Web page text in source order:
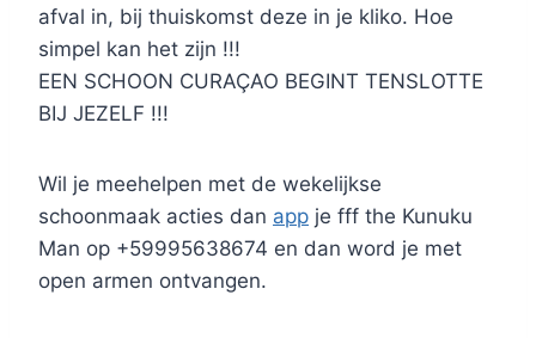
afval in, bij thuiskomst deze in je kliko. Hoe
simpel kan het zijn !!!
EEN SCHOON CURAÇAO BEGINT TENSLOTTE
BIJ JEZELF !!!
Wil je meehelpen met de wekelijkse
schoonmaak acties dan app je fff the Kunuku
Man op +59995638674 en dan word je met
open armen ontvangen.